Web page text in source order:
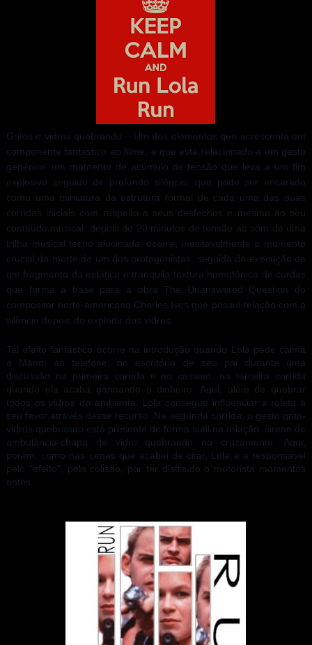
Gritos e vidros quebrando – Um dos elementos que acrescenta um
componente fantástico ao filme, e que está relacionado a um gesto
genérico: um momento de acúmulo de tensão que leva a um fim
explosivo seguido de profundo silêncio, que pode ser encarado
como uma miniatura da estrutura formal de cada uma das duas
corridas iniciais com respeito a seus desfechos e mesmo ao seu
conteúdo musical: depois de 20 minutos de tensão ao som de uma
trilha musical tecno alucinada, ocorre, inevitavelmente o momento
crucial da morte de um dos protagonistas, seguida da execução de
um fragmento da estática e tranquila textura homofônica de cordas
que forma a base para a obra The Unanswered Question do
compositor norte-americano Charles Ives que possui relação com o
silêncio depois do explodir dos vidros.
Tal efeito fantástico ocorre na introdução quando Lola pede calma
a Manni ao telefone, no escritório de seu pai durante uma
discussão na primeira corrida e no cassino, na terceira corrida
quando ela acaba ganhando o dinheiro. Aqui, além de quebrar
todos os vidros do ambiente, Lola consegue influenciar a roleta a
seu favor através desse recurso. Na segunda corrida, o gesto grito-
vidros quebrando está presente de forma sutil na relação: sirene de
ambulância-chapa de vidro quebrando no cruzamento. Aqui,
porém, como nas cenas que acabei de citar, Lola é a responsável
pelo “efeito”, pela colisão, por ter distraído o motorista momentos
antes.